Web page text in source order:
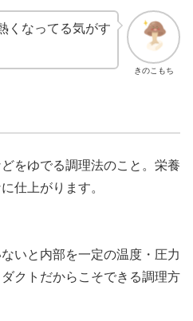
きのこもち
くなってる気がす
をゆでる調理法のこと。栄養
仕上がります。
いと内部を一定の温度・圧力
クトだからこそできる調理方